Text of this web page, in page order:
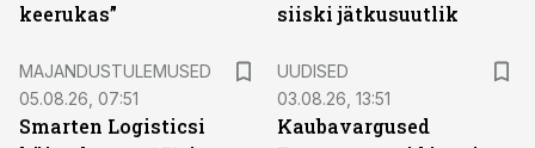
keerukas”
siiski jätkusuutlik
MAJANDUSTULEMUSED
05.08.26, 07:51
Smarten Logisticsi
UUDISED
03.08.26, 13:51
Kaubavargused